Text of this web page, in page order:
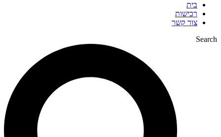
בית
רכישות
צור קשר
Search